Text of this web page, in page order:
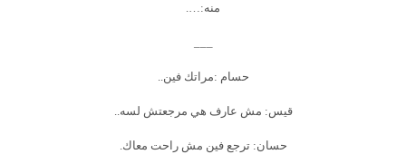
منه:….
حسام :مراتك فين..
قيس: مش عارف هي مرجعتش لسه..
حسان: ترجع فين مش راحت معاك.